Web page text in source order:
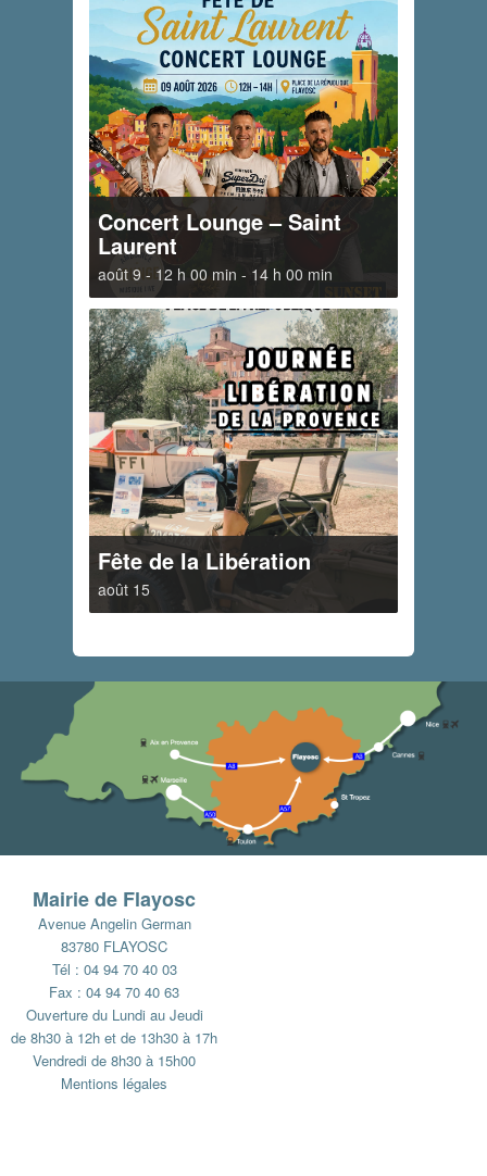
Concert Lounge – Saint
Laurent
août 9 - 12 h 00 min - 14 h 00 min
Fête de la Libération
août 15
Mairie de Flayosc
Avenue Angelin German
83780 FLAYOSC
Tél : 04 94 70 40 03
Fax : 04 94 70 40 63
Ouverture du Lundi au Jeudi
de 8h30 à 12h et de 13h30 à 17h
Vendredi de 8h30 à 15h00
Mentions légales